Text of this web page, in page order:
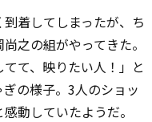
着してしまったが、ち
之の組がやってきた。
て、映りたい人！」と
の様子。3人のショッ
動していたようだ。